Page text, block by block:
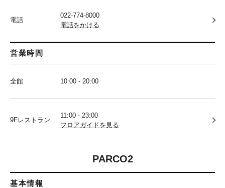
電話
022-774-8000
電話をかける
営業時間
全館 10:00 - 20:00
9Fレストラン
11:00 - 23:00
フロアガイドを見る
PARCO2
基本情報